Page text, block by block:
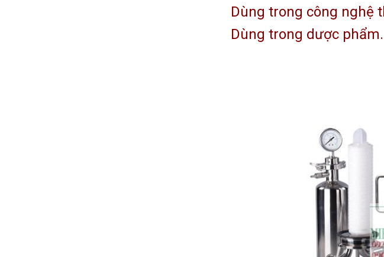
Dùng trong công nghệ
Dùng trong dược phẩm.